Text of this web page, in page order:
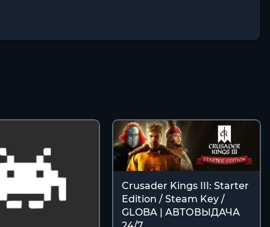
Crusader Kings III: Starter
Edition / Steam Key /
GLOBA | АВТОВЫДАЧА